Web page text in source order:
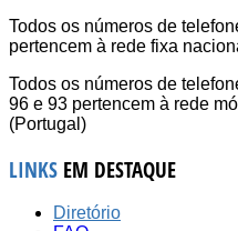
Todos os números de
pertencem à rede fixa
Todos os números de
96 e 93 pertencem à rede
(Portugal)
LINKS EM DESTAQUE
Diretório